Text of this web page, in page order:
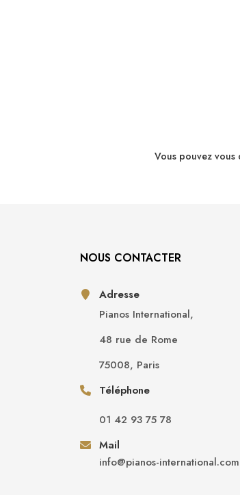
Vous pouvez vous
NOUS CONTACTER
Adresse
Pianos International,
48 rue de Rome
75008, Paris
Téléphone
01 42 93 75 78
Mail
info@pianos-international.com